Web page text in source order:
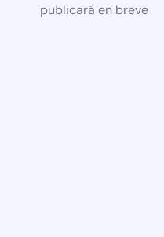
publicará en breve